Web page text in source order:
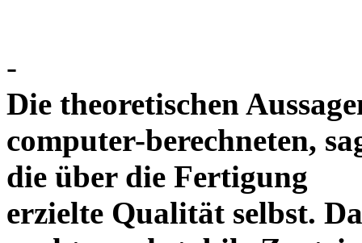
-
Die theoretischen
computer-berechneten,
die über die Fertigung
erzielte Qualität selbst.